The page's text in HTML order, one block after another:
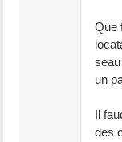
Que
un
Il
des